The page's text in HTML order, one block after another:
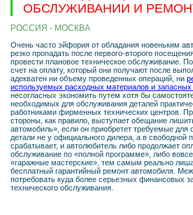
ОБСЛУЖИВАНИИ И
РОССИЯ - МОСКВА
Очень часто эйфория от обладания новеньким
резко пропадать после первого-второго
провести плановое техническое обслуживание.
счет на оплату, который они получают после
адекватен ни объему проведенных операций, ни
используемых расходных материалов и запасных
несогласных экономить путем хотя бы
необходимых для обслуживания деталей
работниками фирменных технических центров.
стороны, как правило, выступает обещание
автомобиль», если он приобретет требуемые для
детали не у официального дилера, а в свободной
срабатывает, и автолюбитель либо продолжает
обслуживание по «полной программе», либо
«гаражные мастерские», тем самым реально
бесплатный гарантийный ремонт автомобиля.
потребовать куда более серьезных финансовых
технического обслуживания.